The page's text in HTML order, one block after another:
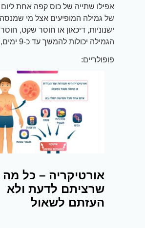
אפילו שתייה של כוס קפה אחת
של גמילה המופיעים אצל מי
ישנוניות, דיכאון או חוסר שקט,
הגמילה יכולות להמשך עד כ-9 ימים, כאשר השיא הוא בד"כ בין היום הראשון לשני.
פופולריים:
אורטיקריה – כל מה
שרציתם לדעת ולא
העזתם לשאול